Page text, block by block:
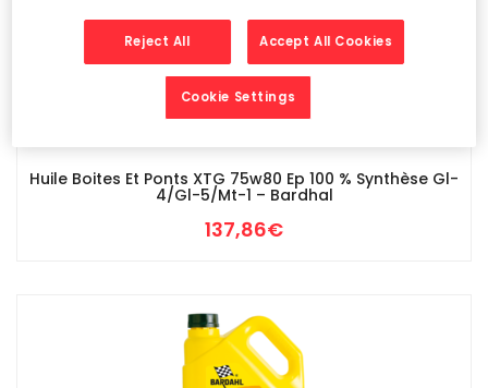
Huile Boites Et Ponts XTG 75w80 Ep 100 % Synthèse Gl-
4/gl-5/mt-1 – Bardhal
137,86€
Reject All Accept All Cookies
Cookie Settings